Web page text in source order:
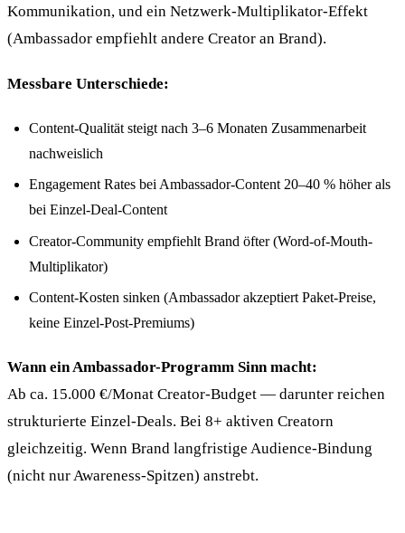
Kommunikation, und ein Netzwerk-Multiplikator-Effekt
(Ambassador empfiehlt andere Creator an Brand).
Messbare Unterschiede:
Content-Qualität steigt nach 3–6 Monaten Zusammenarbeit
nachweislich
Engagement Rates bei Ambassador-Content 20–40 % höher als
bei Einzel-Deal-Content
Creator-Community empfiehlt Brand öfter (Word-of-Mouth-
Multiplikator)
Content-Kosten sinken (Ambassador akzeptiert Paket-Preise,
keine Einzel-Post-Premiums)
Wann ein Ambassador-Programm Sinn macht:
Ab ca. 15.000 €/Monat Creator-Budget — darunter reichen
strukturierte Einzel-Deals. Bei 8+ aktiven Creatorn
gleichzeitig. Wenn Brand langfristige Audience-Bindung
(nicht nur Awareness-Spitzen) anstrebt.